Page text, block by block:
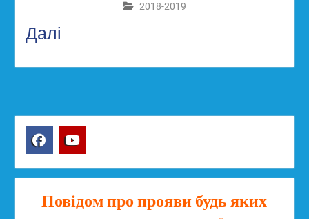
2018-2019
Далі
Повідом про прояви будь яких